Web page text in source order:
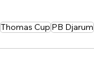
Thomas CupPB Djarum